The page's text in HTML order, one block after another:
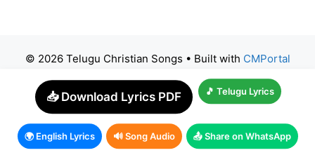
© 2026 Telugu Christian Songs • Built with CMPortal
📥 Download Lyrics PDF 🎵 Telugu Lyrics
🌍 English Lyrics 🔊 Song Audio 📤 Share on WhatsApp